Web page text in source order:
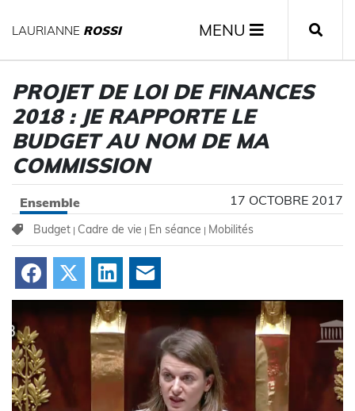
LAURIANNE ROSSI MENU
PROJET DE LOI DE FINANCES
2018 : JE RAPPORTE LE
BUDGET AU NOM DE MA
COMMISSION
Ensemble 17 OCTOBRE 2017
Budget | Cadre de vie | En séance | Mobilités
Facebook LinkedIn